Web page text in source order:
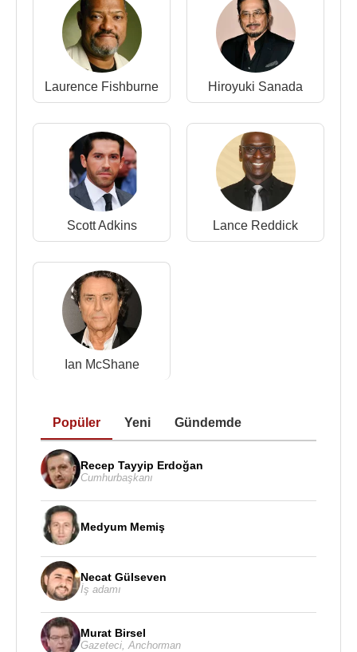
Laurence Fishburne Hiroyuki Sanada
Scott Adkins Lance Reddick
Ian McShane
Popüler Yeni Gündemde
Recep Tayyip Erdoğan
Cumhurbaşkanı
Medyum Memiş
Necat Gülseven
İş adamı
Murat Birsel
Gazeteci Anchorman